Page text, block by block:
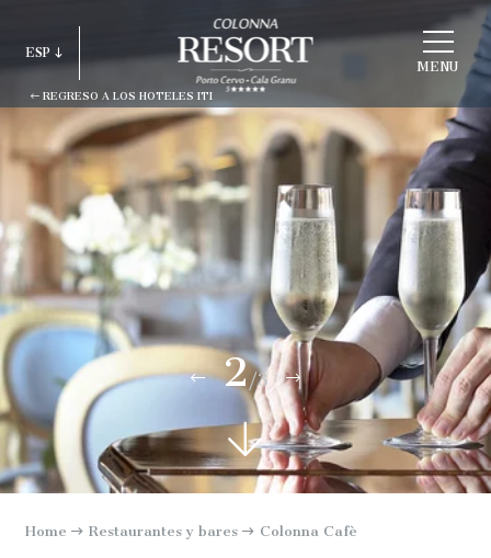
MENU
REGRESO A LOS HOTELES ITI
ESP
FRA
RUS
2/3
Home Restaurantes y bares Colonna Cafè